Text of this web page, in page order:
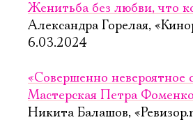
Женитьба без любви, что
Александра Горелая,
6.03.2024
«Совершенно невероятное
Мастерская Петра Фоменко
Никита Балашов,